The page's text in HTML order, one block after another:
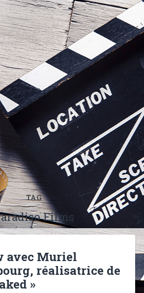
TAG
Films
avec Muriel
réalisatrice de
»